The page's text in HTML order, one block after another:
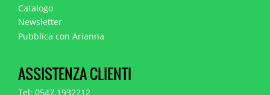
Catalogo
Newsletter
Pubblica con Arianna
ASSISTENZA CLIENTI
Tel: 0547.1932212